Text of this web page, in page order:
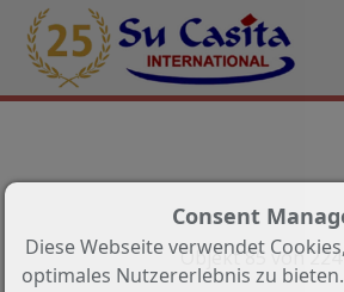
Objekt 85 von 224
Consent
Diese Webseite verwendet
optimales Nutzererlebnis zu